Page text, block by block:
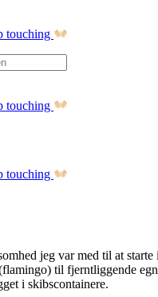
touching
touching
touching
jeg var med til at starte
til fjerntliggende
i skibscontainere.